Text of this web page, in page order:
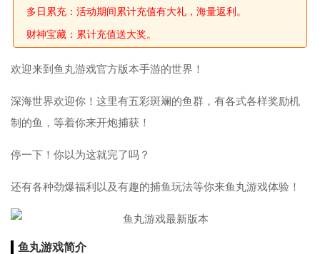
多日累充：活动期间累计充值有大礼，海量返利。
财神宝藏：累计充值送大奖。
欢迎来到鱼丸游戏官方版本手游的世界！
深海世界欢迎你！这里有五彩斑斓的鱼群，有各式各样奖励机
制的鱼，等着你来开炮捕获！
停一下！你以为这就完了吗？
还有各种劲爆福利以及有趣的捕鱼玩法等你来鱼丸游戏体验！
鱼丸游戏简介